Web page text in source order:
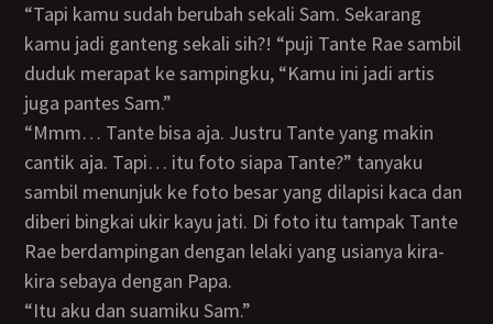
“Tapi kamu sudah berubah sekali Sam. Sekarang
kamu jadi ganteng sekali sih?! “puji Tante Rae sambil
duduk merapat ke sampingku, “Kamu ini jadi artis
juga pantes Sam.”
“Mmm… Tante bisa aja. Justru Tante yang makin
cantik aja. Tapi… itu foto siapa Tante?” tanyaku
sambil menunjuk ke foto besar yang dilapisi kaca dan
diberi bingkai ukir kayu jati. Di foto itu tampak Tante
Rae berdampingan dengan lelaki yang usianya kira-
kira sebaya dengan Papa.
“Itu aku dan suamiku Sam.”